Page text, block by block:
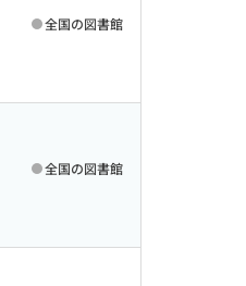
全国の図書館
全国の図書館